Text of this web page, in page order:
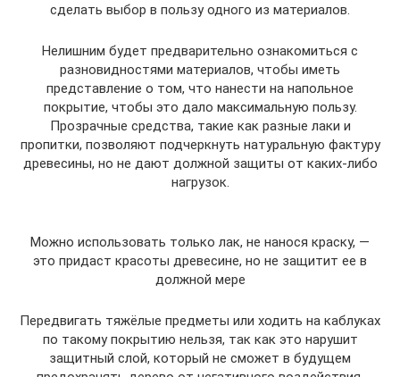
сделать выбор в пользу одного из материалов.
Нелишним будет предварительно ознакомиться с
разновидностями материалов, чтобы иметь
представление о том, что нанести на напольное
покрытие, чтобы это дало максимальную пользу.
Прозрачные средства, такие как разные лаки и
пропитки, позволяют подчеркнуть натуральную фактуру
древесины, но не дают должной защиты от каких-либо
нагрузок.
Можно использовать только лак, не нанося краску, —
это придаст красоты древесине, но не защитит ее в
должной мере
Передвигать тяжёлые предметы или ходить на каблуках
по такому покрытию нельзя, так как это нарушит
защитный слой, который не сможет в будущем